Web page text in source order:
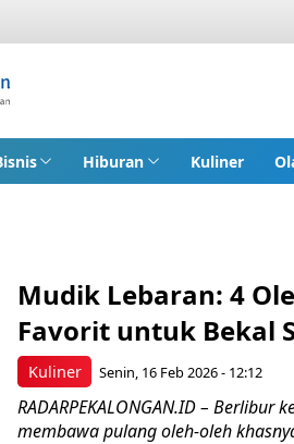
Hiburan Kuliner
Kuliner
Mudik Lebaran: 4
Favorit untuk Bekal
Senin, 16 Feb 2026 - 12:12
RADARPEKALONGAN.ID –
membawa pulang oleh-oleh